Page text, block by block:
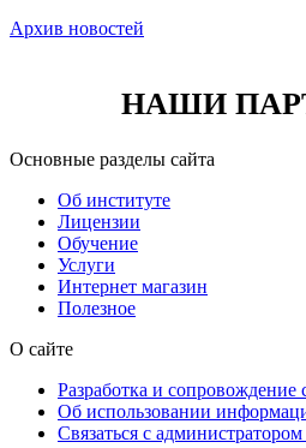
Архив новостей
НАШИ
Основные разделы сайта
Об институте
Лицензии
Обучение
Услуги
Интернет магазин
Полезное
О сайте
Разработка и сопровождение
Об использовании
Связаться с администратором